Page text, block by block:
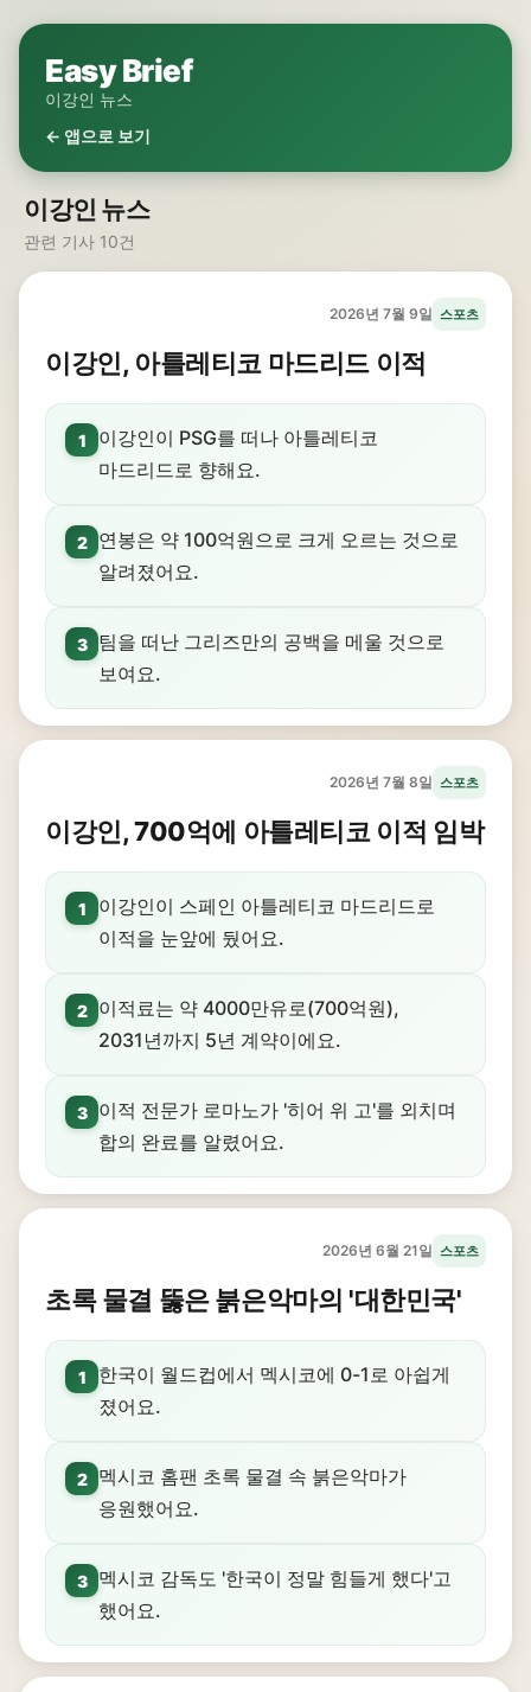
Easy Brief
이강인 뉴스
← 앱으로 보기
이강인 뉴스
관련 기사 10건
2026년 7월 9일 스포츠
이강인, 아틀레티코 마드리드 이적
1
이강인이 PSG를 떠나 아틀레티코
마드리드로 향해요.
2
연봉은 약 100억원으로 크게 오르는 것으로
알려졌어요.
3
팀을 떠난 그리즈만의 공백을 메울 것으로
보여요.
2026년 7월 8일 스포츠
이강인, 700억에 아틀레티코 이적 임박
1
이강인이 스페인 아틀레티코 마드리드로
이적을 눈앞에 뒀어요.
2
이적료는 약 4000만유로(700억원),
2031년까지 5년 계약이에요.
3
이적 전문가 로마노가 '히어 위 고'를 외치며
합의 완료를 알렸어요.
2026년 6월 21일 스포츠
초록 물결 뚫은 붉은악마의 '대한민국'
1
한국이 월드컵에서 멕시코에 0-1로 아쉽게
졌어요.
2
멕시코 홈팬 초록 물결 속 붉은악마가
응원했어요.
3
멕시코 감독도 '한국이 정말 힘들게 했다'고
했어요.